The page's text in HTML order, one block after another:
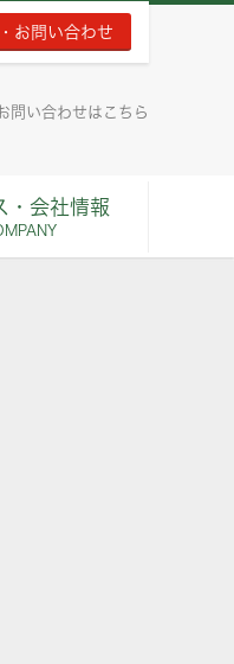
お問い合わせ
問い合わせはこちら
・会社情報